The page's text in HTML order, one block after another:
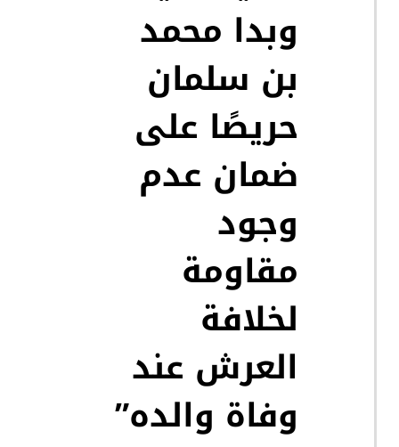
وبدا محمد
بن سلمان
حريصًا على
ضمان عدم
وجود
مقاومة
لخلافة
العرش عند
وفاة والده”